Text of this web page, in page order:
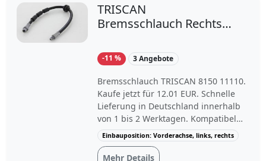
TRISCAN
Bremsschlauch Rechts
3 Z4
-11 % 3 Angebote
Bremsschlauch TRISCAN 8150 11110.
Kaufe jetzt für 12.01 EUR. Schnelle
Lieferung in Deutschland innerhalb
von 1 bis 2 Werktagen. Kompatibel
mit: BMW [1, 3, 3 Touring, Z4
Roadster].
Einbauposition: Vorderachse, links, rechts
Mehr Details